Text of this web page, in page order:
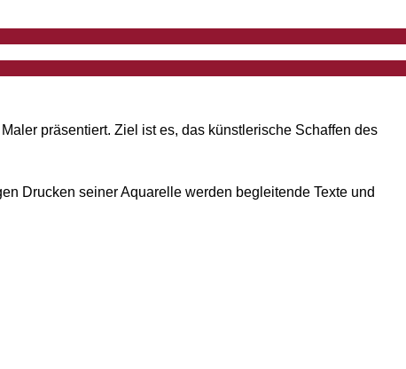
präsentiert. Ziel ist es, das künstlerische Schaffen des
Drucken seiner Aquarelle werden begleitende Texte und